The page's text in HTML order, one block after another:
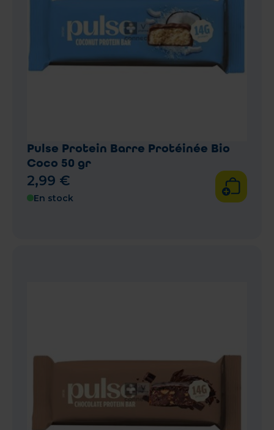
Pulse Protein Barre Protéinée Bio
Coco 50 gr
2,99 €
En stock